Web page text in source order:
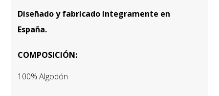
Diseñado y fabricado íntegramente en
España.
COMPOSICIÓN:
100% Algodón